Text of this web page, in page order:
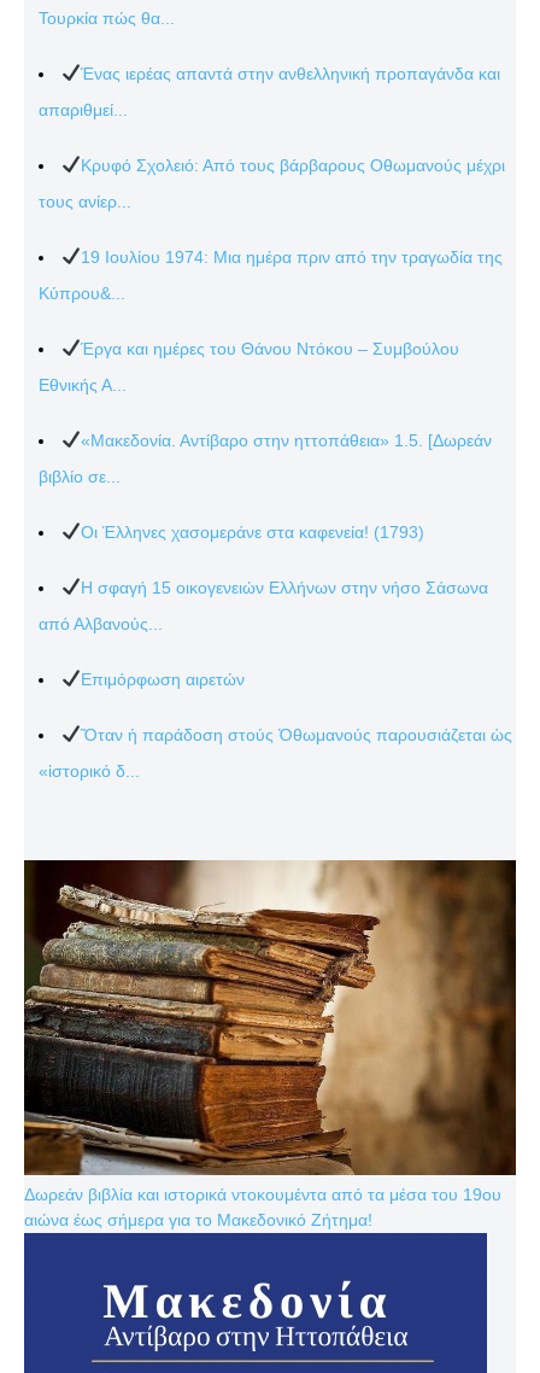
Τουρκία πώς θα...
Ένας ιερέας απαντά στην ανθελληνική προπαγάνδα και
απαριθμεί...
Κρυφό Σχολειό: Από τους βάρβαρους Οθωμανούς μέχρι
τους ανίερ...
19 Ιουλίου 1974: Μια ημέρα πριν από την τραγωδία της
Κύπρου&...
Έργα και ημέρες του Θάνου Ντόκου – Συμβούλου
Εθνικής Α...
«Μακεδονία. Αντίβαρο στην ηττοπάθεια» 1.5. [Δωρεάν
βιβλίο σε...
Οι Έλληνες χασομεράνε στα καφενεία! (1793)
Η σφαγή 15 οικογενειών Ελλήνων στην νήσο Σάσωνα
από Αλβανούς...
Επιμόρφωση αιρετών
Ὅταν ἡ παράδοση στούς Ὀθωμανούς παρουσιάζεται ὡς
«ἱστορικό δ...
Δωρεάν βιβλία και ιστορικά ντοκουμέντα από τα μέσα του 19ου
αιώνα έως σήμερα για το Μακεδονικό Ζήτημα!